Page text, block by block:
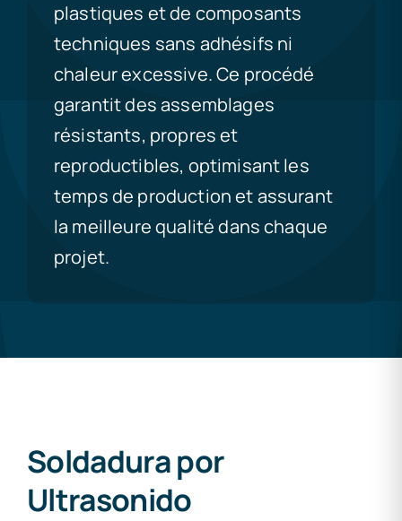
plastiques et de composants
techniques sans adhésifs ni
chaleur excessive. Ce procédé
garantit des assemblages
résistants, propres et
reproductibles, optimisant les
temps de production et assurant
la meilleure qualité dans chaque
projet.
Soldadura por
Ultrasonido